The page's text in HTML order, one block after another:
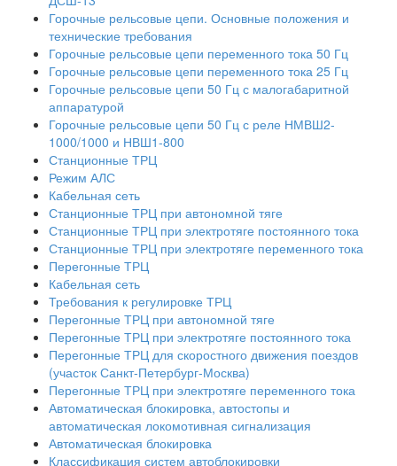
Горочные рельсовые цепи. Основные положения и
технические требования
Горочные рельсовые цепи переменного тока 50 Гц
Горочные рельсовые цепи переменного тока 25 Гц
Горочные рельсовые цепи 50 Гц с малогабаритной
аппаратурой
Горочные рельсовые цепи 50 Гц с реле НМВШ2-
1000/1000 и НВШ1-800
Станционные ТРЦ
Режим АЛС
Кабельная сеть
Станционные ТРЦ при автономной тяге
Станционные ТРЦ при электротяге постоянного тока
Станционные ТРЦ при электротяге переменного тока
Перегонные ТРЦ
Кабельная сеть
Требования к регулировке ТРЦ
Перегонные ТРЦ при автономной тяге
Перегонные ТРЦ при электротяге постоянного тока
Перегонные ТРЦ для скоростного движения поездов
(участок Санкт-Петербург-Москва)
Перегонные ТРЦ при электротяге переменного тока
Автоматическая блокировка, автостопы и
автоматическая локомотивная сигнализация
Автоматическая блокировка
Классификация систем автоблокировки